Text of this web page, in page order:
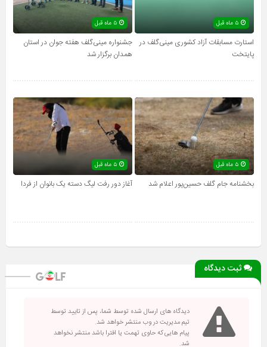
استارت مسابقات آزاد کشوری مینی‌گلف در
پایتخت
جشنواره مینی‌گلف هفته جوان در استان
همدان برگزار شد
بخشنامه جام گلف حسین‌پور اعلام شد آغاز دور رفت لیگ دسته یک بانوان از فردا
ثبت دیدگاه
دیدگاه های ارسال شده توسط شما، پس از تایید توسط
تیم مدیریت در وب منتشر خواهد شد.
پیام هایی که حاوی تهمت یا افترا باشد منتشر نخواهد
شد.